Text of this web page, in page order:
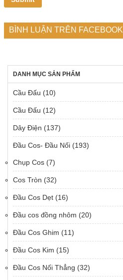
BÌNH LUẬN TRÊN FACEBOOK
DANH MỤC SẢN PHẨM
Cầu Đấu (10)
Cầu Đấu (12)
Dây Điện (137)
Đầu Cos- Đầu Nối (193)
Chụp Cos (7)
Cos Tròn (32)
Đầu Cos Dẹt (16)
Đầu cos đồng nhôm (20)
Đầu Cos Ghim (11)
Đầu Cos Kim (15)
Đầu Cos Nối Thẳng (32)